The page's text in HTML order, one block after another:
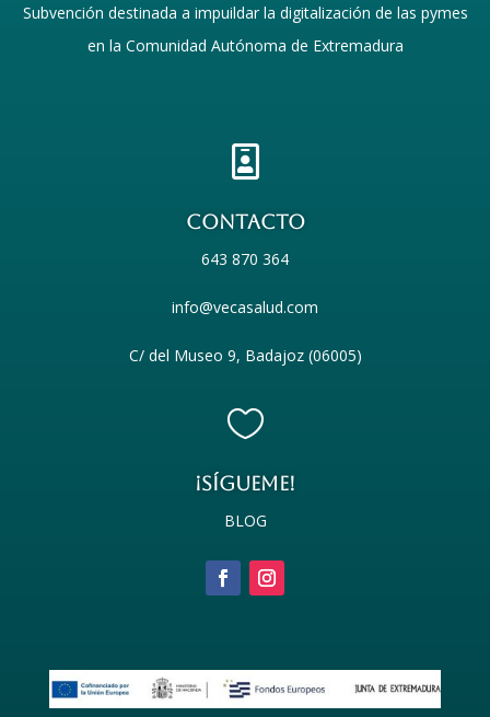
Subvención destinada a impuildar la digitalización de las pymes
en la Comunidad Autónoma de Extremadura

COntacto
643 870 364
info@vecasalud.com
C/ del Museo 9, Badajoz (06005)

¡SÍGUEME!
BLOG